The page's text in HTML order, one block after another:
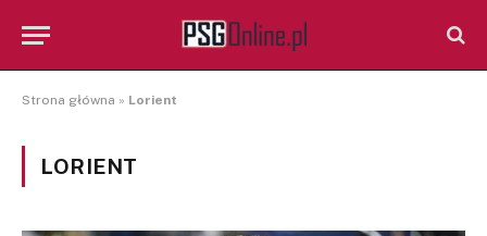
Strona główna » Lorient
LORIENT